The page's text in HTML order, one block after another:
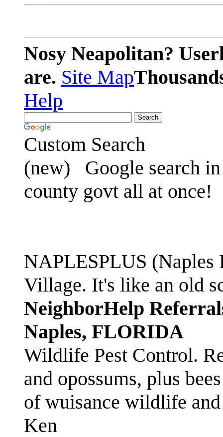
Nosy Neapolitan?
are. Site Map
Help
Custom Search
(new)
Google search
county govt all at once!
NAPLESPLUS
Village. It's like an old
NeighborHelp
Naples, FLORIDA
Wildlife Pest Control.
and opossums, plus
of wuisance wildlife
Ken